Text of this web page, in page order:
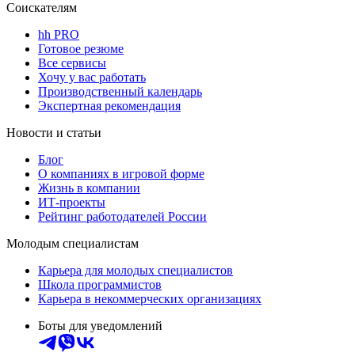
Соискателям
hh PRO
Готовое резюме
Все сервисы
Хочу у вас работать
Производственный календарь
Экспертная рекомендация
Новости и статьи
Блог
О компаниях в игровой форме
Жизнь в компании
ИТ-проекты
Рейтинг работодателей России
Молодым специалистам
Карьера для молодых специалистов
Школа программистов
Карьера в некоммерческих организациях
Боты для уведомлений